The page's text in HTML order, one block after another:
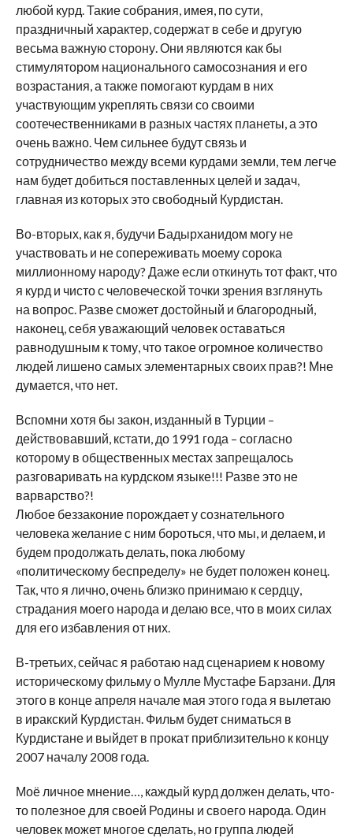
любой курд. Такие собрания, имея, по сути,
праздничный характер, содержат в себе и другую
весьма важную сторону. Они являются как бы
стимулятором национального самосознания и его
возрастания, а также помогают курдам в них
участвующим укреплять связи со своими
соотечественниками в разных частях планеты, а это
очень важно. Чем сильнее будут связь и
сотрудничество между всеми курдами земли, тем легче
нам будет добиться поставленных целей и задач,
главная из которых это свободный Курдистан.
Во-вторых, как я, будучи Бадырханидом могу не
участвовать и не сопереживать моему сорока
миллионному народу? Даже если откинуть тот факт, что
я курд и чисто с человеческой точки зрения взглянуть
на вопрос. Разве сможет достойный и благородный,
наконец, себя уважающий человек оставаться
равнодушным к тому, что такое огромное количество
людей лишено самых элементарных своих прав?! Мне
думается, что нет.
Вспомни хотя бы закон, изданный в Турции –
действовавший, кстати, до 1991 года – согласно
которому в общественных местах запрещалось
разговаривать на курдском языке!!! Разве это не
варварство?!
Любое беззаконие порождает у сознательного
человека желание с ним бороться, что мы, и делаем, и
будем продолжать делать, пока любому
«политическому беспределу» не будет положен конец.
Так, что я лично, очень близко принимаю к сердцу,
страдания моего народа и делаю все, что в моих силах
для его избавления от них.
В-третьих, сейчас я работаю над сценарием к новому
историческому фильму о Мулле Мустафе Барзани. Для
этого в конце апреля начале мая этого года я вылетаю
в иракский Курдистан. Фильм будет сниматься в
Курдистане и выйдет в прокат приблизительно к концу
2007 началу 2008 года.
Моё личное мнение…, каждый курд должен делать, что-
то полезное для своей Родины и своего народа. Один
человек может многое сделать, но группа людей